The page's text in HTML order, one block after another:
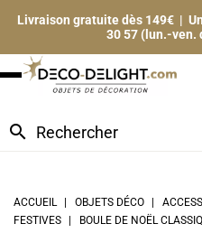
Livraison gratuite dès 149€ |
30 57 (lun.-ven.
search
ACCUEIL OBJETS DÉCO
FESTIVES
BOULE DE NOËL